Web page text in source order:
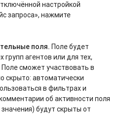
настройкой
запроса», нажмите
поля. Поле будет
групп агентов или для тех,
сможет участвовать в
скрыто: автоматически
в фильтрах и
об активности поля
будут скрыты от